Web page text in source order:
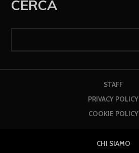
CERCA
STAFF
PRIVACY POLICY
COOKIE POLICY
CHI SIAMO